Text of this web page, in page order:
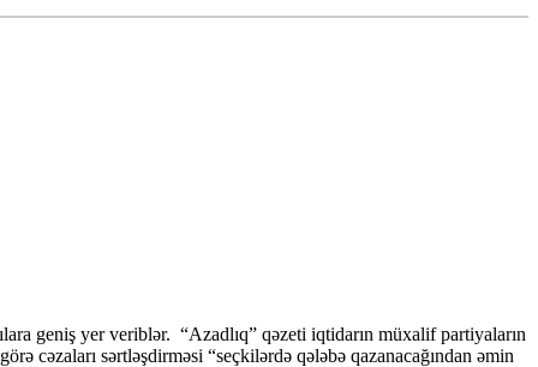
geniş yer veriblər. “Azadlıq” qəzeti iqtidarın müxalif partiyaların
cəzaları sərtləşdirməsi “seçkilərdə qələbə qazanacağından əmin